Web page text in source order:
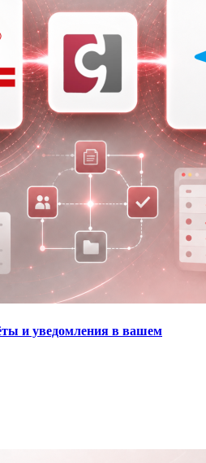
и уведомления в вашем